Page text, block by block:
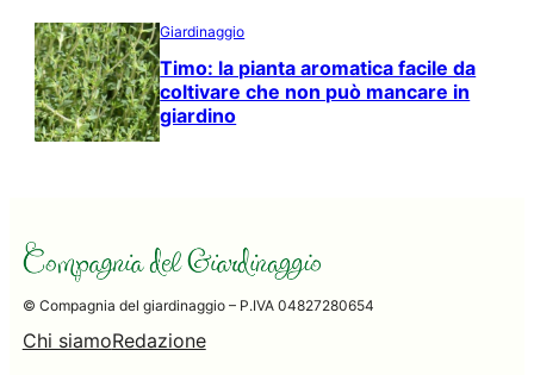
Giardinaggio
Timo: la pianta aromatica facile da
coltivare che non può mancare in
giardino
© Compagnia del giardinaggio – P.IVA 04827280654
Chi siamoRedazione